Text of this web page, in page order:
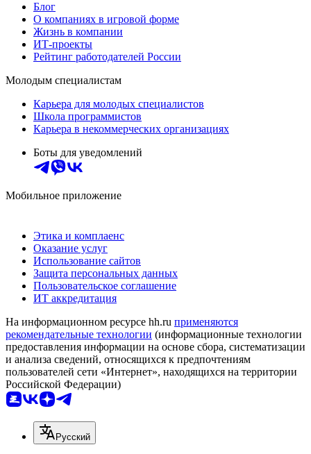
Блог
О компаниях в игровой форме
Жизнь в компании
ИТ-проекты
Рейтинг работодателей России
Молодым специалистам
Карьера для молодых специалистов
Школа программистов
Карьера в некоммерческих организациях
Боты для уведомлений
Мобильное приложение
Этика и комплаенс
Оказание услуг
Использование сайтов
Защита персональных данных
Пользовательское соглашение
ИТ аккредитация
На информационном ресурсе hh.ru применяются
рекомендательные технологии (информационные технологии
предоставления информации на основе сбора, систематизации
и анализа сведений, относящихся к предпочтениям
пользователей сети «Интернет», находящихся на территории
Российской Федерации)
Русский